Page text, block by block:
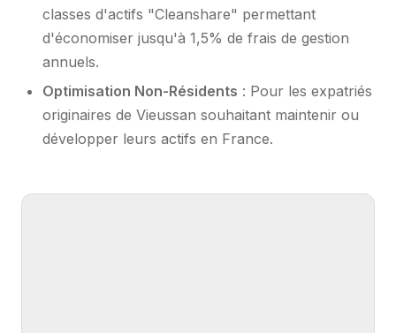
classes d'actifs "Cleanshare" permettant
d'économiser jusqu'à 1,5% de frais de gestion
annuels.
Optimisation Non-Résidents : Pour les expatriés
originaires de Vieussan souhaitant maintenir ou
développer leurs actifs en France.